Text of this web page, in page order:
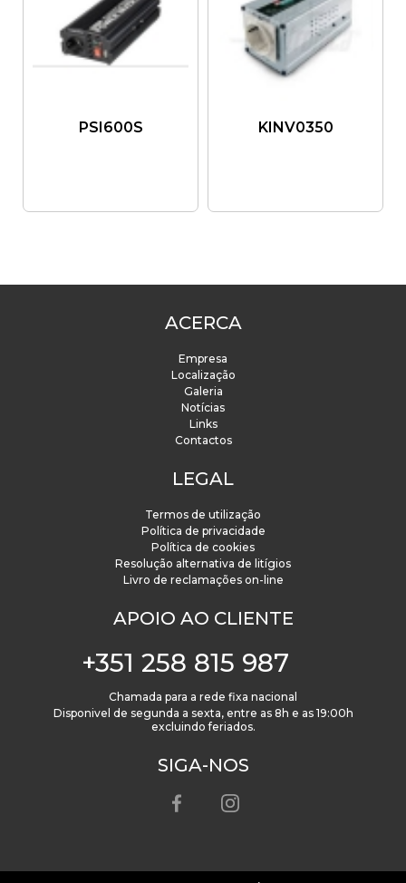
PSI600S KINV0350
ACERCA
Empresa
Localização
Galeria
Notícias
Links
Contactos
LEGAL
Termos de utilização
Política de privacidade
Política de cookies
Resolução alternativa de litígios
Livro de reclamações on-line
APOIO AO CLIENTE
+351 258 815 987
Chamada para a rede fixa nacional
Disponivel de segunda a sexta, entre as 8h e as 19:00h
excluindo feriados.
SIGA-NOS